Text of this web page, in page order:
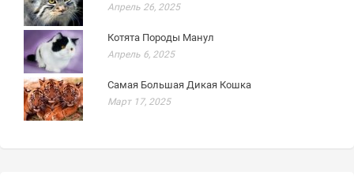
Апрель 26, 2025
Котята Породы Манул
Апрель 6, 2025
Самая Большая Дикая Кошка
Март 17, 2025